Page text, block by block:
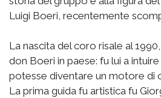
Luigi Boeri, recentemente
La nascita del coro risale al
don Boeri in paese: fu lui a
potesse diventare un motore di
La prima guida fu artistica fu